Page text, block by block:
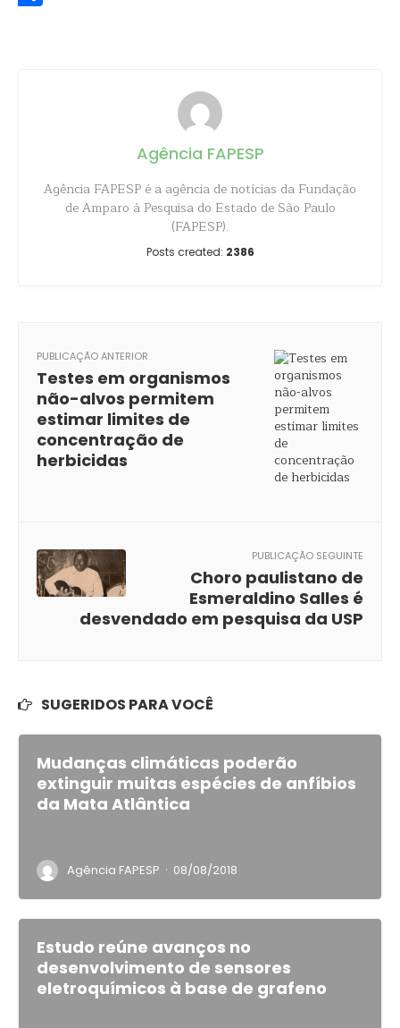
Agência FAPESP
Agência FAPESP é a agência de notícias da Fundação
de Amparo à Pesquisa do Estado de São Paulo
(FAPESP).
Posts created: 2386
PUBLICAÇÃO ANTERIOR
Testes em organismos
não-alvos permitem
estimar limites de
concentração de
herbicidas
PUBLICAÇÃO SEGUINTE
Choro paulistano de
Esmeraldino Salles é
desvendado em pesquisa da USP
SUGERIDOS PARA VOCÊ
Mudanças climáticas poderão
extinguir muitas espécies de anfíbios
da Mata Atlântica
Agência FAPESP · 08/08/2018
Estudo reúne avanços no
desenvolvimento de sensores
eletroquímicos à base de grafeno